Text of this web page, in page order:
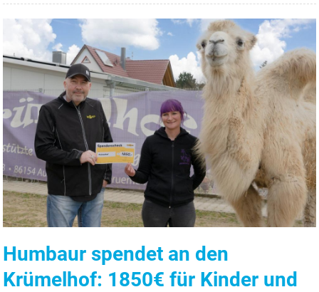
Humbaur spendet an den
Krümelhof: 1850€ für Kinder und